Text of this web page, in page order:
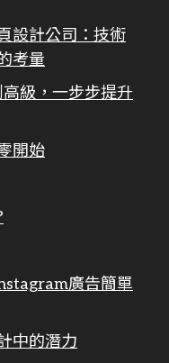
設計公司：技術
考量
級，一步步提升
開始
廣告簡單
中的潛力